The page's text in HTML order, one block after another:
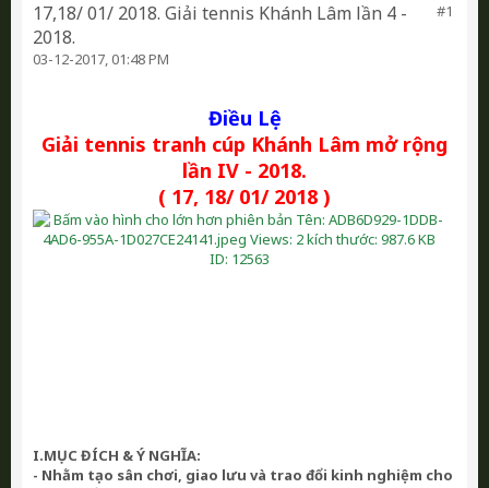
#1
17,18/ 01/ 2018. Giải tennis Khánh Lâm lần 4 -
2018.
03-12-2017, 01:48 PM
Điều Lệ
Giải tennis tranh cúp Khánh Lâm mở rộng
lần IV - 2018.
( 17, 18/ 01/ 2018 )
I.MỤC ĐÍCH & Ý NGHĨA:
- Nhằm tạo sân chơi, giao lưu và trao đổi kinh nghiệm cho